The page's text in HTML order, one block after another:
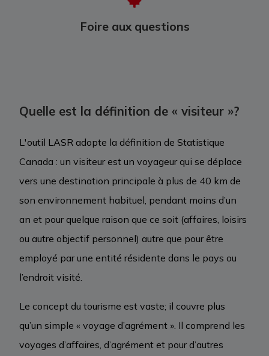
Foire aux questions
Quelle est la définition de « visiteur »?
L'outil LASR adopte la définition de Statistique
Canada : un visiteur est un voyageur qui se déplace
vers une destination principale à plus de 40 km de
son environnement habituel, pendant moins d’un
an et pour quelque raison que ce soit (affaires, loisirs
ou autre objectif personnel) autre que pour être
employé par une entité résidente dans le pays ou
l’endroit visité.
Le concept du tourisme est vaste; il couvre plus
qu’un simple « voyage d’agrément ». Il comprend les
voyages d’affaires, d’agrément et pour d’autres